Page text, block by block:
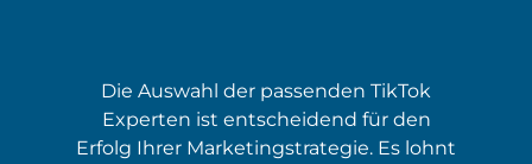
Die Auswahl der passenden TikTok
Experten ist entscheidend für den
Erfolg Ihrer Marketingstrategie. Es lohnt